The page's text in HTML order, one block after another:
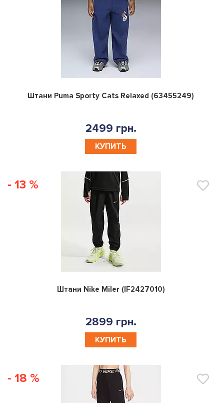
0
Штани Puma Sporty Cats Relaxed (63455249)
2499 грн.
КУПИТЬ
- 13 %
0
Штани Nike Miler (IF2427010)
2899 грн.
КУПИТЬ
- 18 %